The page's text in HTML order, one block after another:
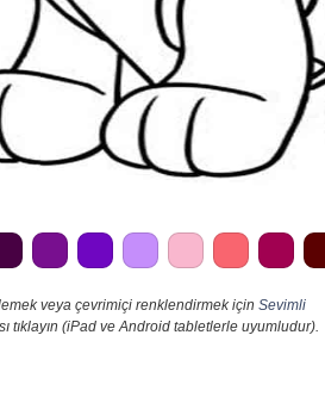
veya çevrimiçi renklendirmek için Sevimli
tıklayın (iPad ve Android tabletlerle uyumludur).